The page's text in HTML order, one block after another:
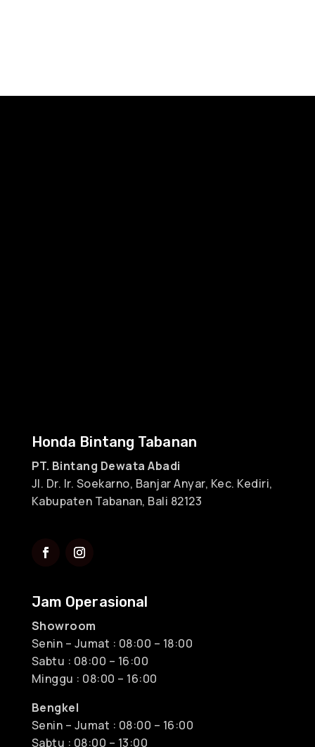
Honda Bintang Tabanan
PT. Bintang Dewata Abadi
Jl. Dr. Ir. Soekarno, Banjar Anyar, Kec. Kediri,
Kabupaten Tabanan, Bali 82123
Jam Operasional
Showroom
Senin – Jumat : 08:00 – 18:00
Sabtu : 08:00 – 16:00
Minggu : 08:00 – 16:00
Bengkel
Senin – Jumat : 08:00 – 16:00
Sabtu : 08:00 – 13:00